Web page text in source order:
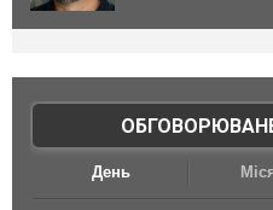
День